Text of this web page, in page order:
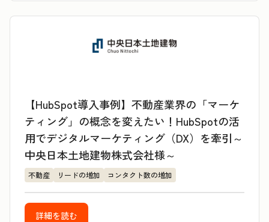
【HubSpot導入事例】不動産業界の「マーケ
ティング」の概念を変えたい！HubSpotの活
用でデジタルマーケティング（DX）を牽引～
中央日本土地建物株式会社様～
不動産 リードの増加 コンタクト数の増加
詳細を読む